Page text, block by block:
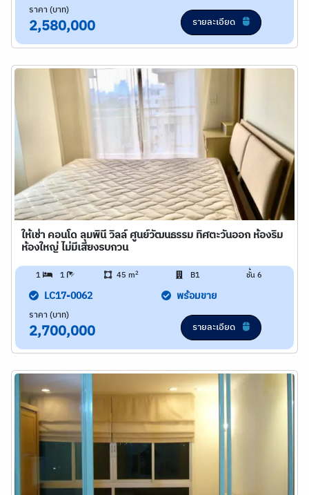
ราคา (บาท)
2,580,000 รายละเอียด
ให้เช่า คอนโด ลุมพินี วิลล์ ศูนย์วัฒนธรรม ทิศตะวันออก ห้องริม
ห้องใหญ่ ไม่มีเสียงรบกวน
1 1 45 m2 B1 ชั้น 6
LC17-0062 พร้อมขาย
ราคา (บาท)
2,700,000 รายละเอียด